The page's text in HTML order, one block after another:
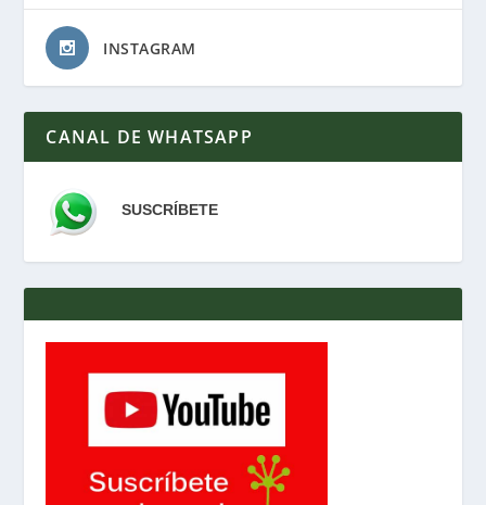
INSTAGRAM
CANAL DE WHATSAPP
SUSCRÍBETE